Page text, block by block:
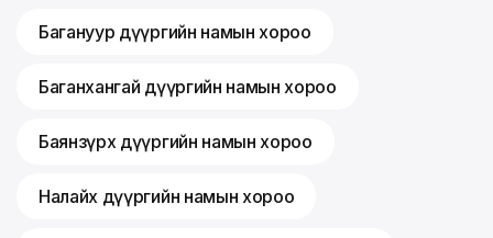
Багануур дүүргийн намын хороо
Баганхангай дүүргийн намын хороо
Баянзүрх дүүргийн намын хороо
Налайх дүүргийн намын хороо